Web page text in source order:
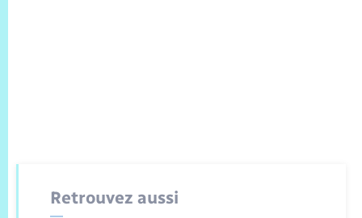
Retrouvez aussi